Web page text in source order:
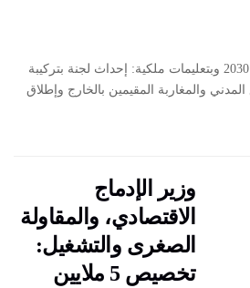
استعدادا لتنظيم كأس العالم 2030 وبتعليمات ملكية: إحداث لجنة بتركيبة
والمغاربة المقيمين بالخارج وإطلاق
وزير الإدماج
الاقتصادي، والمقاولة
الصغرى والتشغيل:
تخصيص 5 ملايين